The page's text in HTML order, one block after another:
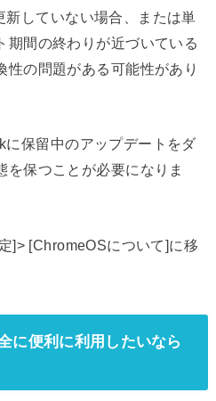
していない場合、または単
期間の終わりが近づいている
性の問題がある可能性があり
に保留中のアップデートをダ
を保つことが必要になりま
]> [ChromeOSについて]に移
に便利に利用したいなら